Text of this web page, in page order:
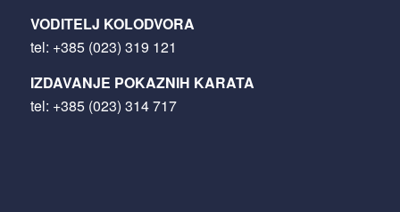
VODITELJ KOLODVORA
tel: +385 (023) 319 121
IZDAVANJE POKAZNIH KARATA
tel: +385 (023) 314 717